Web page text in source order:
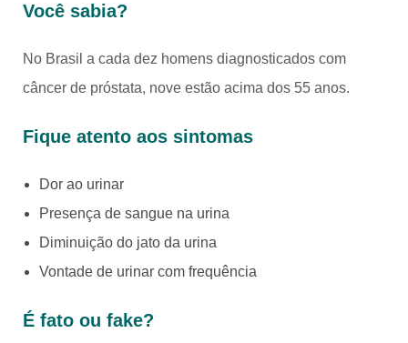
Você sabia?
No Brasil a cada dez homens diagnosticados com
câncer de próstata, nove estão acima dos 55 anos.
Fique atento aos sintomas
Dor ao urinar
Presença de sangue na urina
Diminuição do jato da urina
Vontade de urinar com frequência
É fato ou fake?